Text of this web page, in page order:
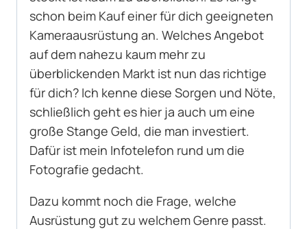
schon beim Kauf einer für dich geeigneten
Kameraausrüstung an. Welches Angebot
auf dem nahezu kaum mehr zu
überblickenden Markt ist nun das richtige
für dich? Ich kenne diese Sorgen und Nöte,
schließlich geht es hier ja auch um eine
große Stange Geld, die man investiert.
Dafür ist mein Infotelefon rund um die
Fotografie gedacht.
Dazu kommt noch die Frage, welche
Ausrüstung gut zu welchem Genre passt.